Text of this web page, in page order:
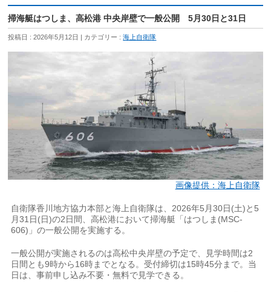
掃海艇はつしま、高松港 中央岸壁で一般公開 5月30日と31日
投稿日 : 2026年5月12日 カテゴリー :海上自衛隊
画像提供：海上自衛隊
自衛隊香川地方協力本部と海上自衛隊は、2026年5月30日(土)と5
月31日(日)の2日間、高松港において掃海艇「はつしま(MSC-
606)」の一般公開を実施する。
一般公開が実施されるのは高松中央岸壁の予定で、見学時間は2
日間とも9時から16時までとなる。受付締切は15時45分まで。当
日は、事前申し込み不要・無料で見学できる。